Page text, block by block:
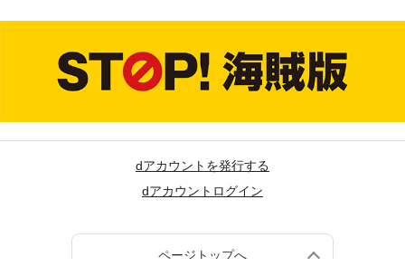
dアカウントを発行する
dアカウントログイン
ページトップへ